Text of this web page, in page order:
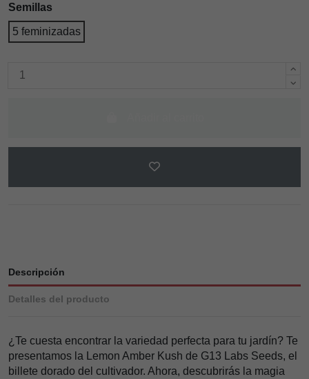
Semillas
5 feminizadas
Descripción
Detalles del producto
¿Te cuesta encontrar la variedad perfecta para tu jardín? Te
presentamos la Lemon Amber Kush de G13 Labs Seeds, el
billete dorado del cultivador. Ahora, descubrirás la magia